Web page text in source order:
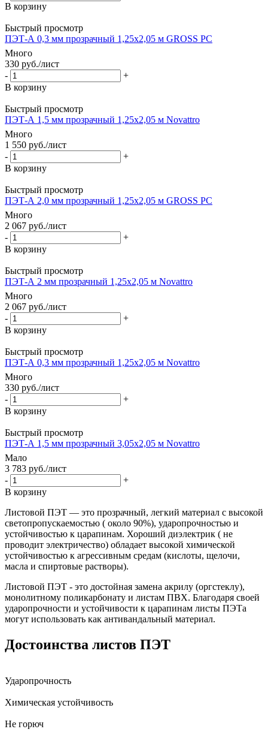
В корзину
Быстрый просмотр
ПЭТ-А 0,3 мм прозрачный 1,25х2,05 м GROSS PC
Много
330 руб./лист
-
+
В корзину
Быстрый просмотр
ПЭТ-А 1,5 мм прозрачный 1,25х2,05 м Novattro
Много
1 550 руб./лист
-
+
В корзину
Быстрый просмотр
ПЭТ-А 2,0 мм прозрачный 1,25х2,05 м GROSS PC
Много
2 067 руб./лист
-
+
В корзину
Быстрый просмотр
ПЭТ-А 2 мм прозрачный 1,25х2,05 м Novattro
Много
2 067 руб./лист
-
+
В корзину
Быстрый просмотр
ПЭТ-А 0,3 мм прозрачный 1,25х2,05 м Novattro
Много
330 руб./лист
-
+
В корзину
Быстрый просмотр
ПЭТ-А 1,5 мм прозрачный 3,05х2,05 м Novattro
Мало
3 783 руб./лист
-
+
В корзину
Листовой ПЭТ — это прозрачный, легкий материал с высокой
светопропускаемостью ( около 90%), ударопрочностью и
устойчивостью к царапинам. Хороший диэлектрик ( не
проводит электричество) обладает высокой химической
устойчивостью к агрессивным средам (кислоты, щелочи,
масла и спиртовые растворы).
Листовой ПЭТ - это достойная замена акрилу (оргстеклу),
монолитному поликарбонату и листам ПВХ. Благодаря своей
ударопрочности и устойчивости к царапинам листы ПЭТа
могут использовать как антивандальный материал.
Достоинства листов ПЭТ
Ударопрочность
Химическая устойчивость
Не горюч